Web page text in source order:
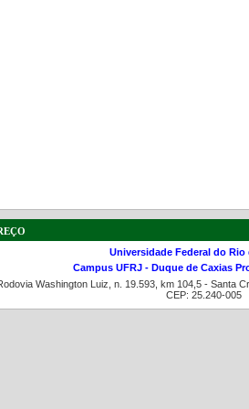
Universidade Federal do Rio
Campus UFRJ - Duque de Caxias
Washington Luiz, n. 19.593, km 104,5 - Santa
CEP: 25.240-005